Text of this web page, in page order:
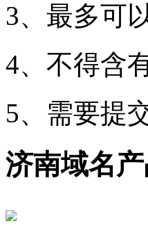
3、最多可
4、不得含
5、需要提
济南域名